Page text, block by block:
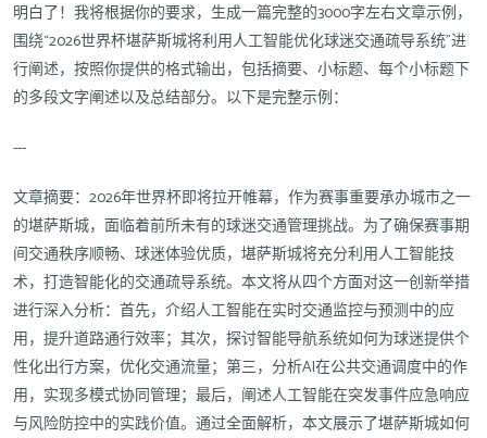
明白了！我将根据你的要求，生成一篇完整的3000字左右文章示例，
围绕“2026世界杯堪萨斯城将利用人工智能优化球迷交通疏导系统”进
行阐述，按照你提供的格式输出，包括摘要、小标题、每个小标题下
的多段文字阐述以及总结部分。以下是完整示例：
---
文章摘要：2026年世界杯即将拉开帷幕，作为赛事重要承办城市之一
的堪萨斯城，面临着前所未有的球迷交通管理挑战。为了确保赛事期
间交通秩序顺畅、球迷体验优质，堪萨斯城将充分利用人工智能技
术，打造智能化的交通疏导系统。本文将从四个方面对这一创新举措
进行深入分析：首先，介绍人工智能在实时交通监控与预测中的应
用，提升道路通行效率；其次，探讨智能导航系统如何为球迷提供个
性化出行方案，优化交通流量；第三，分析AI在公共交通调度中的作
用，实现多模式协同管理；最后，阐述人工智能在突发事件应急响应
与风险防控中的实践价值。通过全面解析，本文展示了堪萨斯城如何